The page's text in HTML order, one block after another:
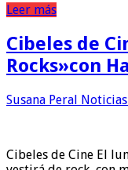
Leer más
Cibeles de
Rocks»con
Susana Peral
Cibeles de Cine El